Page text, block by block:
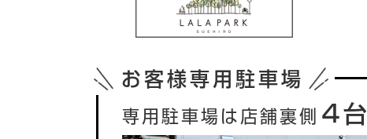
お客様専用駐車場
専用駐車場は店舗裏側 ４台